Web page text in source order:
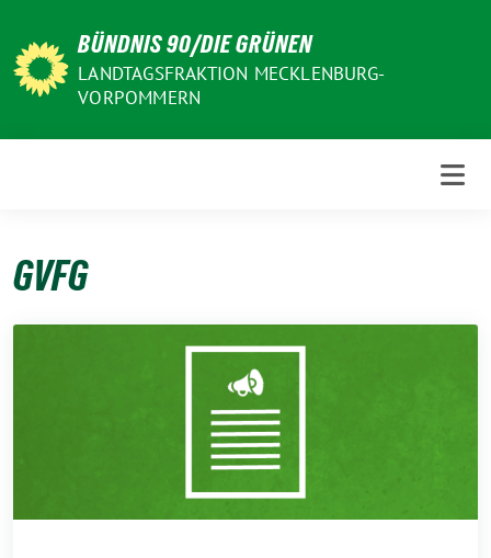
zum
Inhalt
BÜNDNIS 90/DIE GRÜNEN
LANDTAGSFRAKTION MECKLENBURG-
VORPOMMERN
GVFG